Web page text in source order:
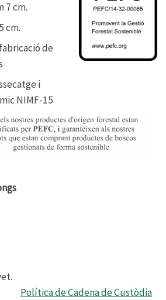
7 cm.
cm.
de
i
NIMF-15
de pi o avet.
Política de Cadena de Custòdia